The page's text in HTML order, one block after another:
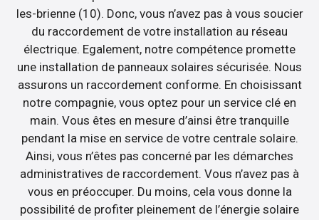
les-brienne (10). Donc, vous n’avez pas à vous soucier
du raccordement de votre installation au réseau
électrique. Egalement, notre compétence promette
une installation de panneaux solaires sécurisée. Nous
assurons un raccordement conforme. En choisissant
notre compagnie, vous optez pour un service clé en
main. Vous êtes en mesure d’ainsi être tranquille
pendant la mise en service de votre centrale solaire.
Ainsi, vous n’êtes pas concerné par les démarches
administratives de raccordement. Vous n’avez pas à
vous en préoccuper. Du moins, cela vous donne la
possibilité de profiter pleinement de l’énergie solaire